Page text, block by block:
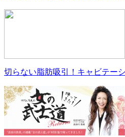
切らない脂肪吸引！キャビテー